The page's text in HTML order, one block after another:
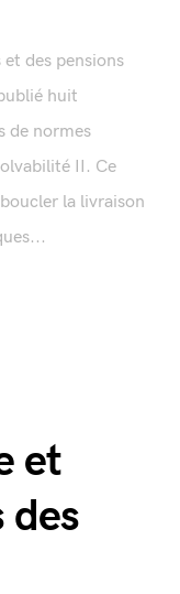
des pensions
huit
de normes
II. Ce
la livraison
et
des